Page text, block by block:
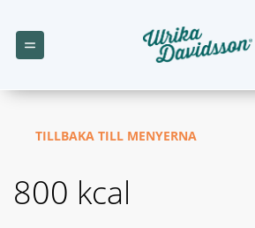
TILLBAKA TILL MENYERNA
800 kcal